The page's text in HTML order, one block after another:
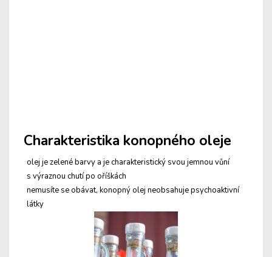
Charakteristika konopného oleje
olej je zelené barvy a je charakteristický svou jemnou vůní
s výraznou chutí po oříškách
nemusíte se obávat, konopný olej neobsahuje psychoaktivní
látky